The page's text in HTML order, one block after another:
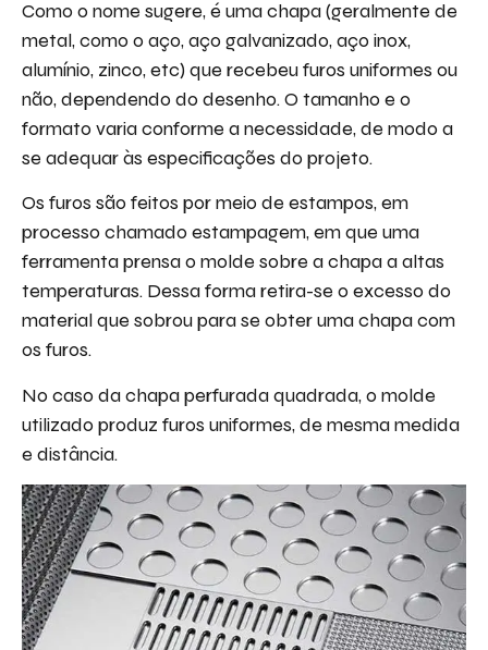
Como o nome sugere, é uma chapa (geralmente de
metal, como o aço, aço galvanizado, aço inox,
alumínio, zinco, etc) que recebeu furos uniformes ou
não, dependendo do desenho. O tamanho e o
formato varia conforme a necessidade, de modo a
se adequar às especificações do projeto.
Os furos são feitos por meio de estampos, em
processo chamado estampagem, em que uma
ferramenta prensa o molde sobre a chapa a altas
temperaturas. Dessa forma retira-se o excesso do
material que sobrou para se obter uma chapa com
os furos.
No caso da chapa perfurada quadrada, o molde
utilizado produz furos uniformes, de mesma medida
e distância.